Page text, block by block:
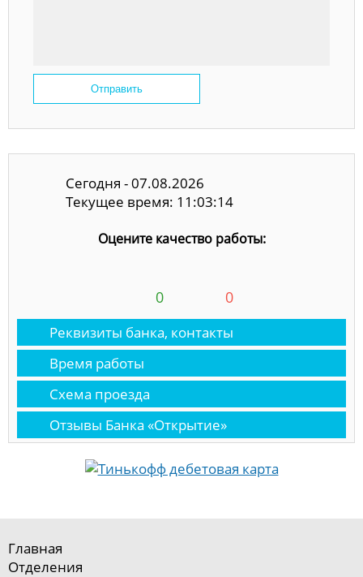
Отправить
Сегодня - 07.08.2026
Текущее время: 11:03:14
Оцените качество работы:
0 0
Реквизиты банка, контакты
Время работы
Схема проезда
Отзывы Банка «Открытие»
Главная
Отделения